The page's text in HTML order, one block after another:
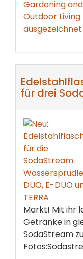
für drei
Markt! Mit ihr
Getränke in
SodaStream